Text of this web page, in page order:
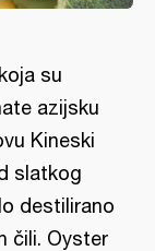
su
azijsku
Kineski
slatkog
destilirano
čili. Oyster